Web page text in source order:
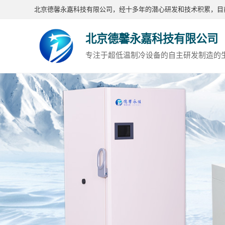
北京德馨永嘉科技有限公司，经十多年的潜心研发和技术积累，
北京德馨永嘉科技有限公司
专注于超低温制冷设备的自主研发制造的